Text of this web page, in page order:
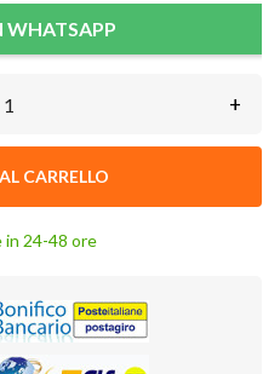
WHATSAPP
+
CARRELLO
in 24-48 ore